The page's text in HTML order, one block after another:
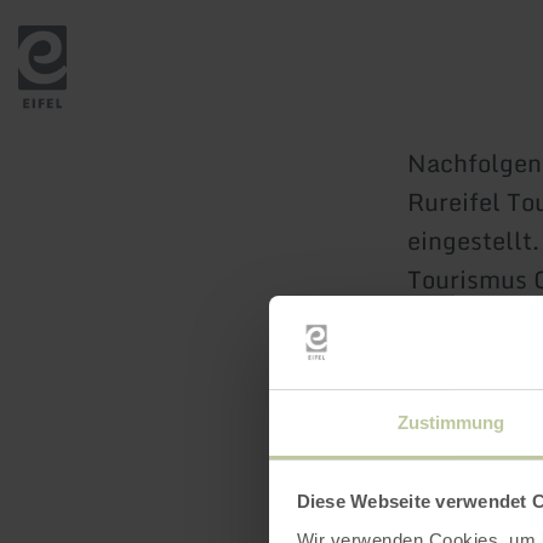
Zustimmung
Diese Webseite verwendet
Zurück
zur
Startseite
Rureifel
Tourismus